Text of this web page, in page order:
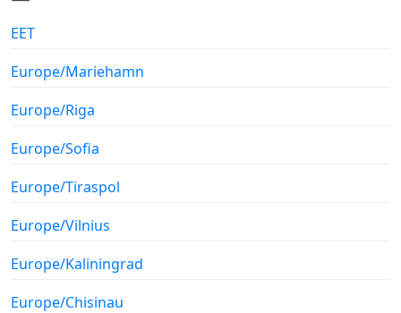
EET
Europe/Mariehamn
Europe/Riga
Europe/Sofia
Europe/Tiraspol
Europe/Vilnius
Europe/Kaliningrad
Europe/Chisinau